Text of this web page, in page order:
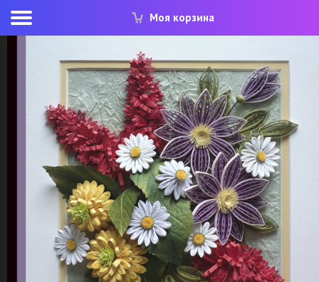
Моя корзина